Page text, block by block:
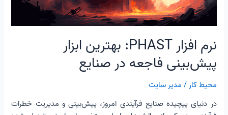
نرم افزار PHAST: بهترین ابزار
پیش‌بینی فاجعه در صنایع
محیط کار / مدیر سایت
در دنیای پیچیده صنایع فرآیندی امروز، پیش‌بینی و مدیریت خطرات
صنایع